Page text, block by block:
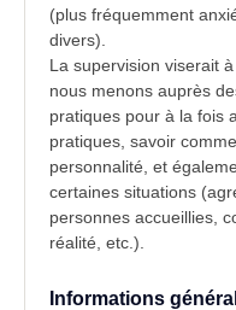
(plus fréquemment
divers).
La supervision viserait
nous menons auprès
pratiques pour à la fois
pratiques, savoir
personnalité, et
certaines situations (
personnes accueillies,
réalité, etc.).
Informations